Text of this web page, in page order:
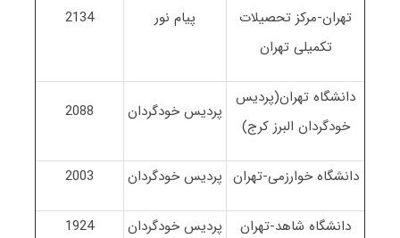
تهران-مرکز تحصیلات
تکمیلی تهران
پیام نور 2134
دانشگاه تهران(پردیس
خودگردان البرز کرج)
پردیس خودگردان 2088
دانشگاه خوارزمی-تهران پردیس خودگردان 2003
دانشگاه شاهد-تهران پردیس خودگردان 1924